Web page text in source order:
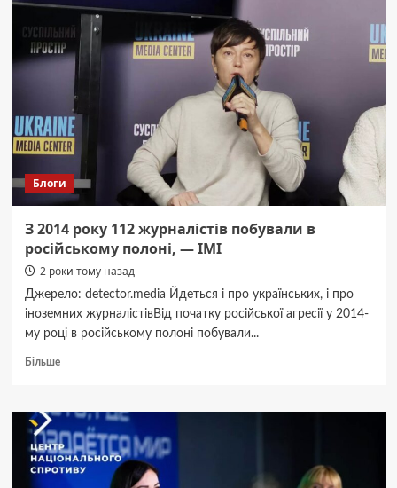
Міжнародний
кінотелефестиваль
студентських
«Пролог»
Блоги
З 2014 року 112 журналістів побували в
російському полоні, — ІМІ
2 роки тому назад
Джерело: detector.media Йдеться і про українських, і про
іноземних журналістівВід початку російської агресії у 2014-
му році в російському полоні побували...
БільшеДокладніше
2014
112
журналістів
побували